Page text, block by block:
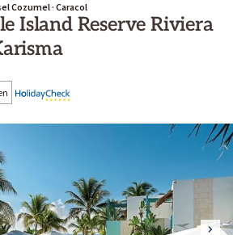
Cozumel · Caracol
Island Reserve Riviera